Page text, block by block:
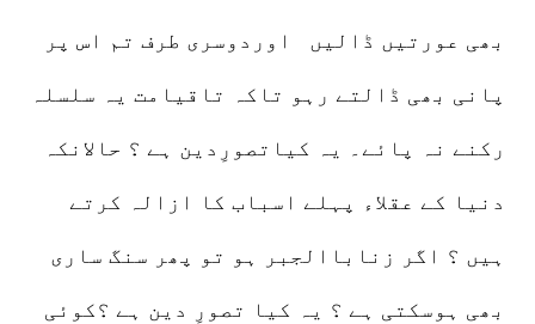
بھی عورتیں ڈالیں اوردوسری طرف تم اس پر
پانی بھی ڈالتے رہو تاکہ تاقیامت یہ سلسلہ
رکنے نہ پائے۔ یہ کیاتصورِدین ہے ؟ حالانکہ
دنیا کے عقلاء پہلے اسباب کا ازالہ کرتے
ہیں ؟ اگر زناباالجبر ہو تو پھر سنگ ساری
بھی ہوسکتی ہے ؟ یہ کیا تصورِ دین ہے ؟کوئی